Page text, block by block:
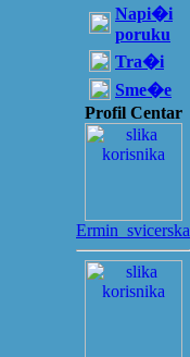
Napi�i
poruku
Tra�i
Sme�e
Profil Centar
Ermin_svicerska